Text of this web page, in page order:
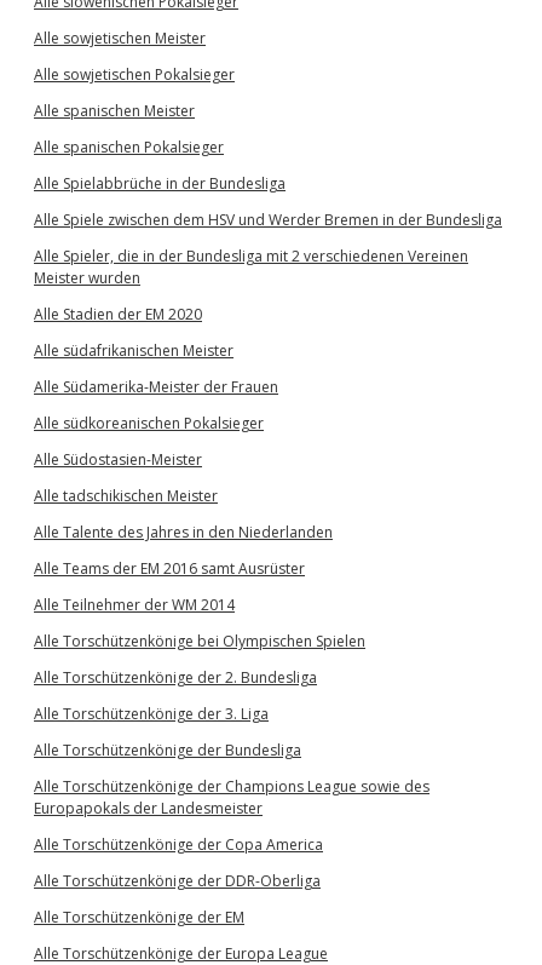
Alle sowjetischen Meister
Alle sowjetischen Pokalsieger
Alle spanischen Meister
Alle spanischen Pokalsieger
Alle Spielabbrüche in der Bundesliga
Alle Spiele zwischen dem HSV und Werder Bremen in der Bundesliga
Alle Spieler, die in der Bundesliga mit 2 verschiedenen Vereinen
Meister wurden
Alle Stadien der EM 2020
Alle südafrikanischen Meister
Alle Südamerika-Meister der Frauen
Alle südkoreanischen Pokalsieger
Alle Südostasien-Meister
Alle tadschikischen Meister
Alle Talente des Jahres in den Niederlanden
Alle Teams der EM 2016 samt Ausrüster
Alle Teilnehmer der WM 2014
Alle Torschützenkönige bei Olympischen Spielen
Alle Torschützenkönige der 2. Bundesliga
Alle Torschützenkönige der 3. Liga
Alle Torschützenkönige der Bundesliga
Alle Torschützenkönige der Champions League sowie des
Europapokals der Landesmeister
Alle Torschützenkönige der Copa America
Alle Torschützenkönige der DDR-Oberliga
Alle Torschützenkönige der EM
Alle Torschützenkönige der Europa League